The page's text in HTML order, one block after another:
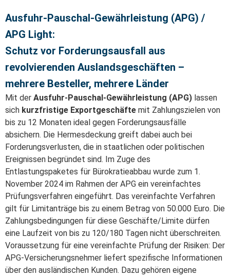
Ausfuhr-Pauschal-Gewährleistung (APG) /
APG Light:
Schutz vor Forderungsausfall aus
revolvierenden Auslandsgeschäften –
mehrere Besteller, mehrere Länder
Mit der Ausfuhr-Pauschal-Gewährleistung (APG) lassen
sich kurzfristige Exportgeschäfte mit Zahlungszielen von
bis zu 12 Monaten ideal gegen Forderungsausfälle
absichern. Die Hermesdeckung greift dabei auch bei
Forderungsverlusten, die in staatlichen oder politischen
Ereignissen begründet sind. Im Zuge des
Entlastungspaketes für Bürokratieabbau wurde zum 1.
November 2024 im Rahmen der APG ein vereinfachtes
Prüfungsverfahren eingeführt. Das vereinfachte Verfahren
gilt für Limitanträge bis zu einem Betrag von 50.000 Euro. Die
Zahlungsbedingungen für diese Geschäfte/Limite dürfen
eine Laufzeit von bis zu 120/180 Tagen nicht überschreiten.
Voraussetzung für eine vereinfachte Prüfung der Risiken: Der
APG-Versicherungsnehmer liefert spezifische Informationen
über den ausländischen Kunden. Dazu gehören eigene